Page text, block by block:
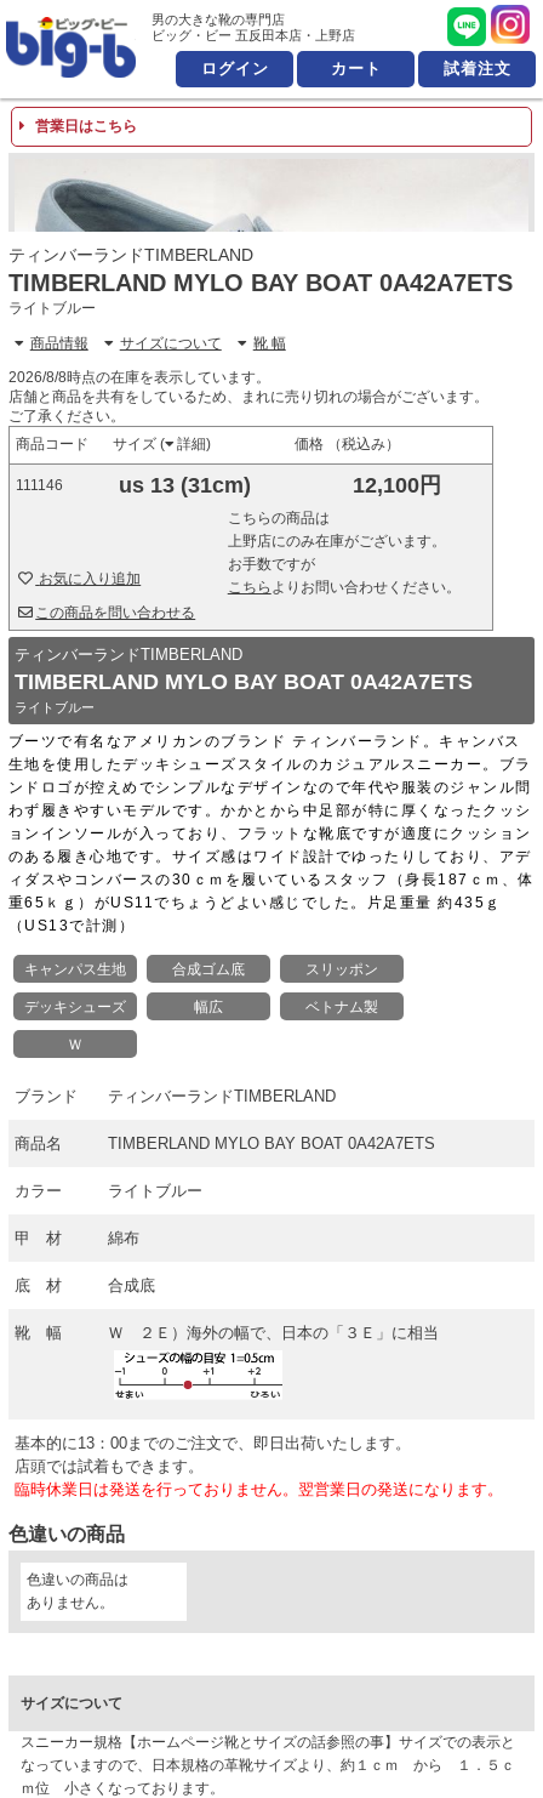
男の大きな靴の専門店 ビッ
男の大きな靴の専門店
ビッグ・ビー 五反田本店・上野店
ログイン カート 試着注文
営業日はこちら
ティンバーランドTIMBERLAND
TIMBERLAND MYLO BAY BOAT 0A42A7ETS
ライトブルー
商品情報 サイズについて 靴 幅
ブーツで有名なアメリカンのブランド ティンバーランド。キャンバス
生地を使用したデッキシューズスタイルのカジュアルスニーカー。ブラ
ンドロゴが控えめでシンプルなデザインなので年代や服装のジャンル問
わず履きやすいモデルです。かかとから中足部が特に厚くなったクッシ
ョンインソールが入っており、フラットな靴底ですが適度にクッション
のある履き心地です。サイズ感はワイド設計でゆったりしており、アデ
ィダスやコンバースの30ｃｍを履いているスタッフ（身長187ｃｍ、体
重65ｋｇ）がUS11でちょうどよい感じでした。片足重量 約435ｇ
（US13で計測）
キャンパス生地 合成ゴム底 スリッポン
デッキシューズ 幅広 ベトナム製
Ｗ
ブランド ティンバーランドTIMBERLAND
商品名 TIMBERLAND MYLO BAY BOAT 0A42A7ETS
カラー ライトブルー
甲 材 綿布
底 材 合成底
靴 幅 Ｗ ２Ｅ）海外の幅で、日本の「３Ｅ」に相当
基本的に13：00までのご注文で、即日出荷いたします。
店頭では試着もできます。
臨時休業日は発送を行っておりません。翌営業日の発送になります。
色違いの商品
色違いの商品は
ありません。
ティンバーランドTIMBERLAND
TIMBERLAND MYLO BAY BOAT 0A42A7ETS
ライトブルー
2026/8/8時点の在庫を表示しています。
店舗と商品を共有をしているため、まれに売り切れの場合がございます。
ご了承ください。
商品コード
サイズ ( 詳細) 価格 （税込み）
111146 us 13 (31cm) 12,100円
こちらの商品は
上野店にのみ在庫がございます。
お手数ですが
こちら よりお問い合わせください。
お気に入り追加
この商品を問い合わせる
サイズについて
スニーカー規格【ホームページ靴とサイズの話参照の事】サイズでの表示と
なっていますので、日本規格の革靴サイズより、約１ｃｍ から １．５ｃ
ｍ位 小さくなっております。